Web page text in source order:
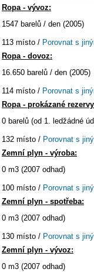
Ropa - vývoz:
1547 barelů / den (2005)
113 místo / Porovnat s
Ropa - dovoz:
16.650 barelů / den (2005)
114 místo / Porovnat s
Ropa - prokázané
0 barelů (od 1. ledžádné
132 místo / Porovnat s
Zemní plyn - výroba:
0 m3 (2007 odhad)
100 místo / Porovnat s
Zemní plyn - spotřeba:
0 m3 (2007 odhad)
130 místo / Porovnat s
Zemní plyn - vývoz:
0 m3 (2007 odhad)